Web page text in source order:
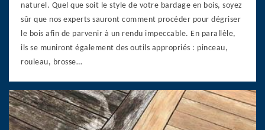
naturel. Quel que soit le style de votre bardage en bois, soyez
sûr que nos experts sauront comment procéder pour dégriser
le bois afin de parvenir à un rendu impeccable. En parallèle,
ils se muniront également des outils appropriés : pinceau,
rouleau, brosse…